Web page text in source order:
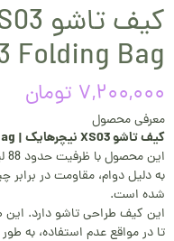
Folding Bag
۷,۲۰۰,۰۰۰ تومان
معرفی محصول
کیف تاشو XS03 نیچرهایک | Naturehike XS03 Folding Bag
این محصول با ظرفیت حدود 88 لیتر از جنس پلی‌استر ساخته شده است
به دلیل دوام، مقاومت در
شده است.
این کیف طراحی تاشو دارد.
تا در مواقع عدم استفاده، به